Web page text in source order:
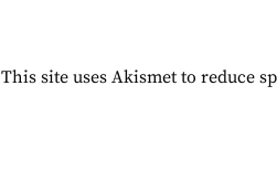
This site uses Akismet to reduce